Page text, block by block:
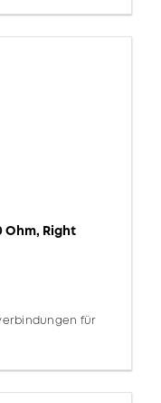
Ohm, Right
für